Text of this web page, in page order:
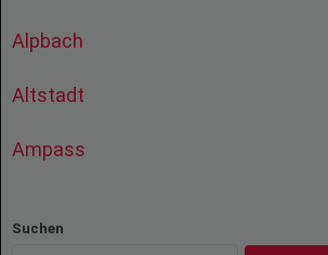
Alpbach
Altstadt
Ampass
Suchen